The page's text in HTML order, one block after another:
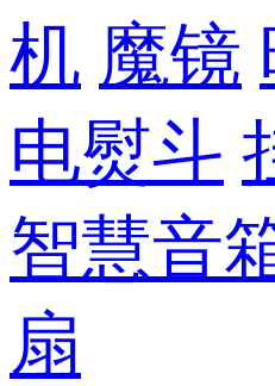
机 魔镜
电熨斗
智慧音
扇